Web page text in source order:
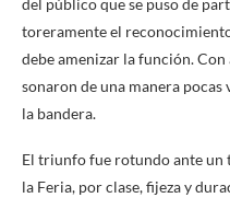
del público que se puso de
toreramente el
debe amenizar la función. Con
sonaron de una manera pocas
la bandera.
El triunfo fue rotundo ante un
la Feria, por clase, fijeza y